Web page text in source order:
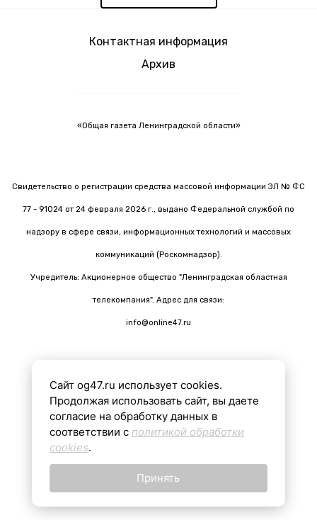
Контактная информация
Архив
«Общая газета Ленинградской области»
Свидетельство о регистрации средства массовой информации ЭЛ № ФС
77 - 91024 от 24 февраля 2026 г., выдано Федеральной службой по
надзору в сфере связи, информационных технологий и массовых
коммуникаций (Роскомнадзор).
Учредитель: Акционерное общество "Ленинградская областная
телекомпания". Адрес для связи:
info@online47.ru
Все материалы на сайте подготовлены с помощью ИИ
16+
Сайт og47.ru использует cookies.
Продолжая использовать сайт, вы даете
согласие на обработку данных в
соответствии с политикой обработки
cookies.
Принять